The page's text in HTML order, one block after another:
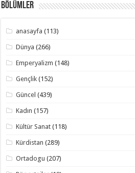
Bölümler
anasayfa (113)
Dünya (266)
Emperyalizm (148)
Gençlik (152)
Güncel (439)
Kadın (157)
Kültür Sanat (118)
Kürdistan (289)
Ortadogu (207)